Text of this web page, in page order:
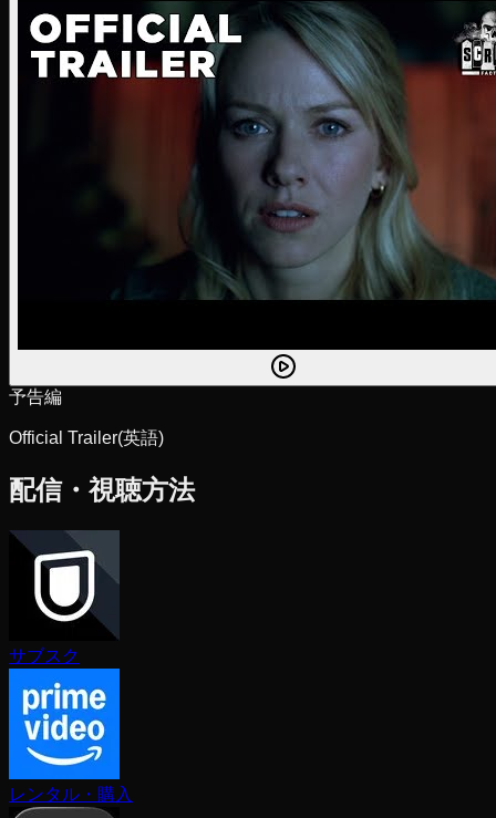
予告編
Official Trailer(英語)
配信・視聴方法
サブスク
レンタル・購入